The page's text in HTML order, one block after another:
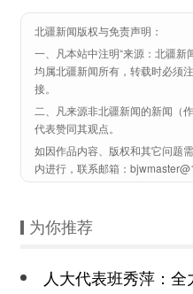
北疆新闻版权与免责声明：
一、凡本站中注明“来源：北疆新
均属北疆新闻所有，转载时必须
接。
二、凡来源非北疆新闻的新闻（
代表赞同其观点。
如因作品内容、版权和其它问题
内进行，联系邮箱：
为你推荐
人大代表班秀萍：全力建